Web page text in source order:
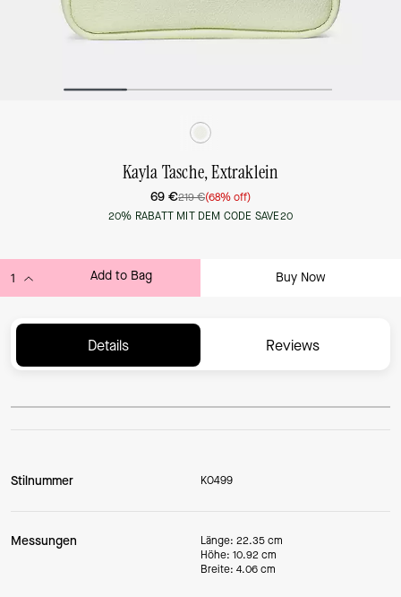
Kayla Tasche, Extraklein
69 €219 €(68% off)
20% RABATT MIT DEM CODE SAVE20
Add to Bag Buy Now
Details Reviews
Stilnummer KO499
Messungen
Länge: 22.35 cm
Höhe: 10.92 cm
Breite: 4.06 cm